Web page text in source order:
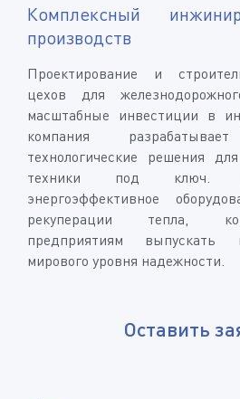
Комплексный
производств
Проектирование и
цехов для
масштабные инвестиции в
компания
технологические решения
техники под ключ.
энергоэффективное
рекуперации тепла,
предприятиям выпускать
мирового уровня надежности.
Оставить